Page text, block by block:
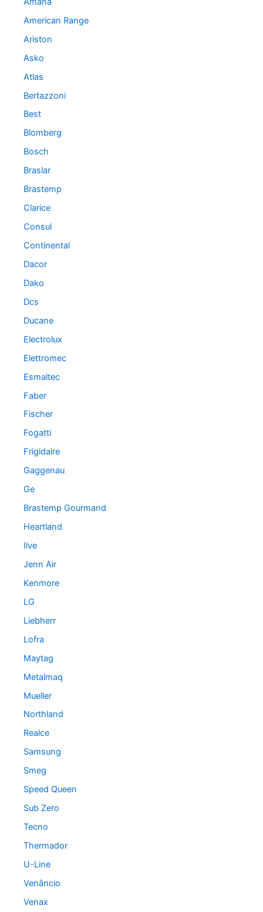
American Range
Ariston
Asko
Atlas
Bertazzoni
Best
Blomberg
Bosch
Braslar
Brastemp
Clarice
Consul
Continental
Dacor
Dako
Dcs
Ducane
Electrolux
Elettromec
Esmaltec
Faber
Fischer
Fogatti
Frigidaire
Gaggenau
Ge
Brastemp Gourmand
Heartland
Ilve
Jenn Air
Kenmore
LG
Liebherr
Lofra
Maytag
Metalmaq
Mueller
Northland
Realce
Samsung
Smeg
Speed Queen
Sub Zero
Tecno
Thermador
U-Line
Venâncio
Venax